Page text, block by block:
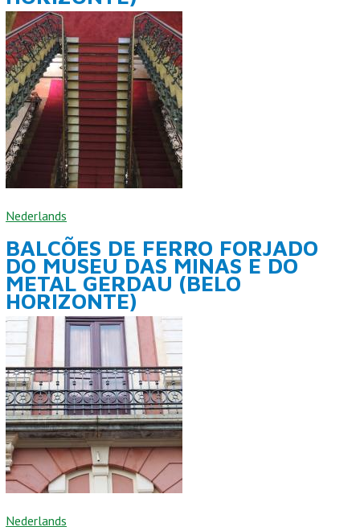
Nederlands
BALCÕES DE FERRO FORJADO
DO MUSEU DAS MINAS E DO
METAL GERDAU (BELO
HORIZONTE)
Nederlands